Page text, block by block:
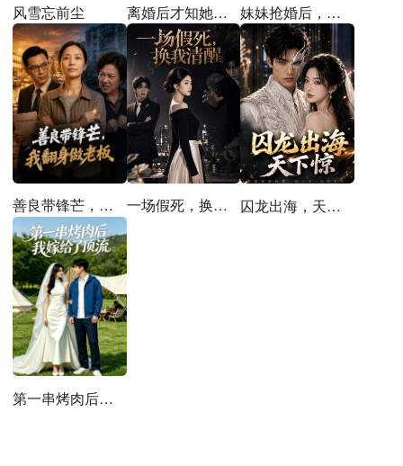
风雪忘前尘 离婚后才知她是神明 妹妹抢婚后，我嫁给了真龙天子
善良带锋芒，我翻身做老板 一场假死，换我清醒 囚龙出海，天下惊
第一串烤肉后，我嫁给了顶流